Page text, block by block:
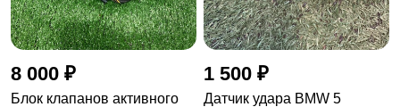
8 000 ₽
Блок клапанов активного
1 500 ₽
Датчик удара BMW 5